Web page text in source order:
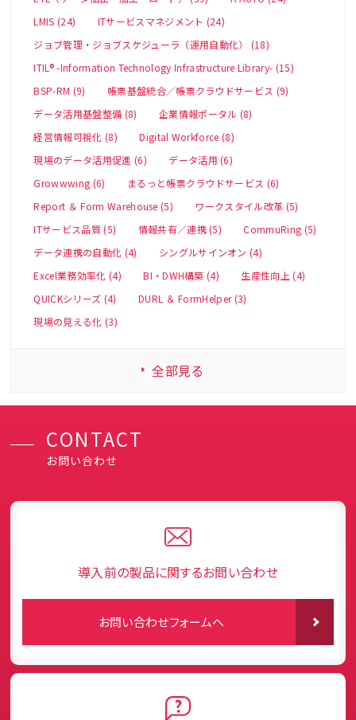
LMIS (24)
ITサービスマネジメント (24)
ジョブ管理・ジョブスケジューラ（運用自動化） (18)
ITIL® -Information Technology Infrastructure Library- (15)
BSP-RM (9)
帳票基盤統合／帳票クラウドサービス (9)
データ活用基盤整備 (8)
企業情報ポータル (8)
経営情報可視化 (8)
Digital Workforce (8)
現場のデータ活用促進 (6)
データ活用 (6)
Growwwing (6)
まるっと帳票クラウドサービス (6)
Report ＆ Form Warehouse (5)
ワークスタイル改革 (5)
ITサービス品質 (5)
情報共有／連携 (5)
CommuRing (5)
データ連携の自動化 (4)
シングルサインオン (4)
Excel業務効率化 (4)
BI・DWH構築 (4)
生産性向上 (4)
QUICKシリーズ (4)
DURL ＆ FormHelper (3)
現場の見える化 (3)
全部見る
CONTACT
お問い合わせ
導入前の製品に関するお問い合わせ
お問い合わせフォームへ